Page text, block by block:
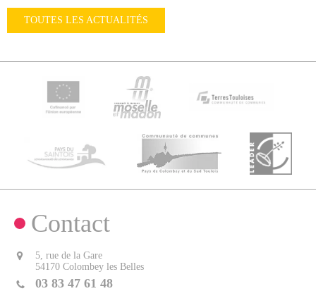
TOUTES LES ACTUALITÉS
Contact
5, rue de la Gare
54170 Colombey les Belles
03 83 47 61 48